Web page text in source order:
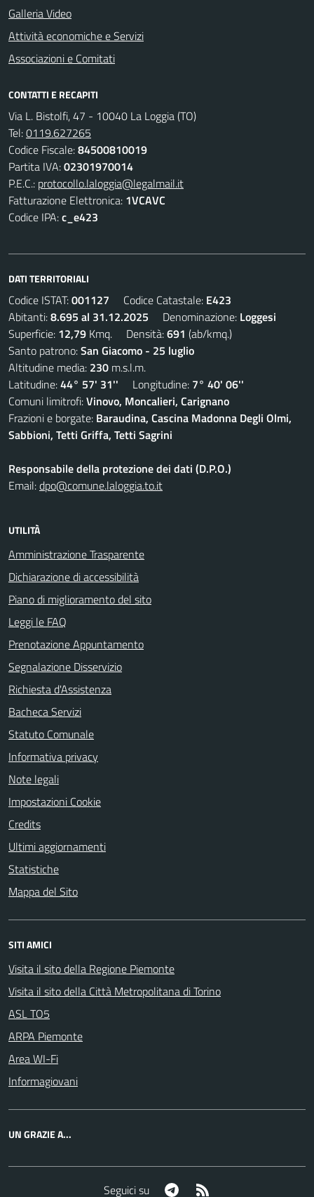
Galleria Video
Attività economiche e Servizi
Associazioni e Comitati
CONTATTI E RECAPITI
Via L. Bistolfi, 47 - 10040 La Loggia (TO)
Tel:0119.627265
Codice Fiscale:84500810019
Partita IVA:02301970014
P.E.C.: protocollo.laloggia@legalmail.it
Fatturazione Elettronica: 1VCAVC
Codice IPA:c_e423
DATI TERRITORIALI
Codice ISTAT:001127 Codice Catastale: E423
Abitanti:8.695 al 31.12.2025 Denominazione: Loggesi
Superficie: 12,79 Kmq. Densità:691 (ab/kmq.)
Santo patrono:San Giacomo - 25 luglio
Altitudine media: 230 m.s.l.m.
Latitudine:44° 57' 31'' Longitudine: 7° 40' 06''
Comuni limitrofi:Vinovo, Moncalieri, Carignano
Frazioni e borgate: Baraudina, Cascina Madonna Degli Olmi,
Sabbioni, Tetti Griffa, Tetti Sagrini
Responsabile della protezione dei dati (D.P.O.)
Email:dpo@comune.laloggia.to.it
UTILITÀ
Amministrazione Trasparente
Dichiarazione di accessibilità
Piano di miglioramento del sito
Leggi le FAQ
Prenotazione Appuntamento
Segnalazione Disservizio
Richiesta d'Assistenza
Bacheca Servizi
Statuto Comunale
Informativa privacy
Note legali
Impostazioni Cookie
Credits
Ultimi aggiornamenti
Statistiche
Mappa del Sito
SITI AMICI
Visita il sito della Regione Piemonte
Visita il sito della Città Metropolitana di Torino
ASL TO5
ARPA Piemonte
Area WI-Fi
Informagiovani
UN GRAZIE A...
Seguici su Telegram